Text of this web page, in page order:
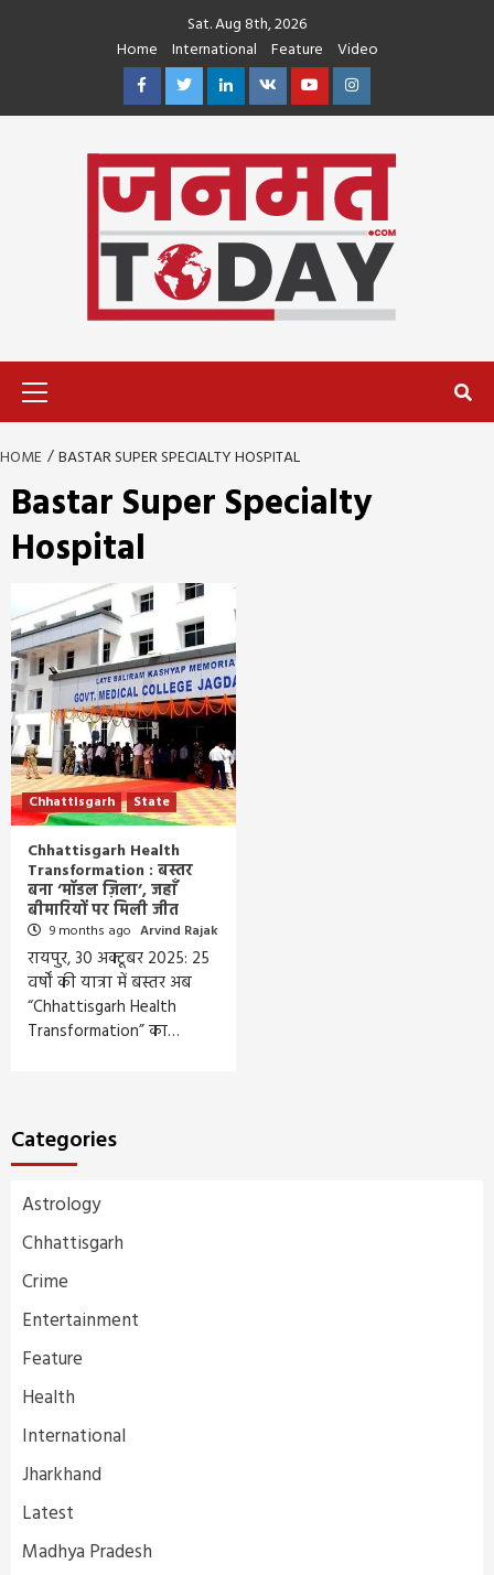
Sat. Aug 8th, 2026
Home
International Feature
Video
FacebookTwitterLinkedin
VK YoutubeInstagram
HOME BASTAR SUPER SPECIALTY HOSPITAL
Bastar Super Specialty
Hospital
Chhattisgarh State
Chhattisgarh Health
Transformation : बस्तर
बना ‘मॉडल ज़िला’, जहाँ
बीमारियों पर मिली जीत
9 months ago Arvind Rajak
रायपुर, 30 अक्टूबर 2025: 25
वर्षों की यात्रा में बस्तर अब
“Chhattisgarh Health
Transformation” का…
Categories
Astrology
Chhattisgarh
Crime
Entertainment
Feature
Health
International
Jharkhand
Latest
Madhya Pradesh